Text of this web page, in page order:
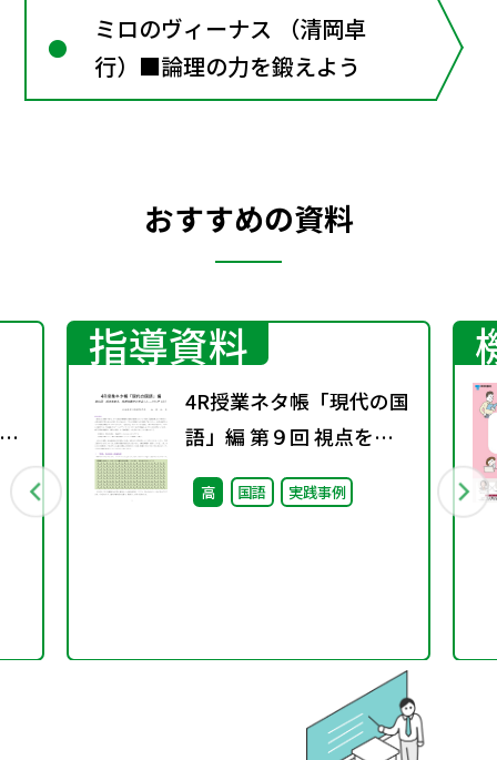
ミロのヴィーナス （清岡卓
行）■論理の力を鍛えよう
おすすめの資料
指導資料
4R授業ネタ帳「現代の国
語」編 第９回 視点を変
え、発想を豊かにするト
レーニング（２）
高 国語 実践事例